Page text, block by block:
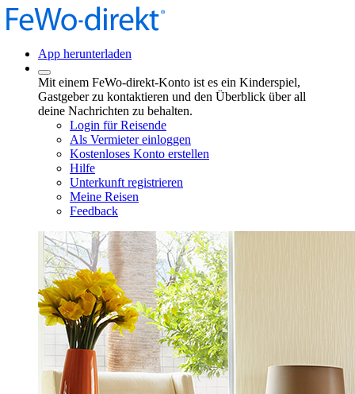
App herunterladen
Mit einem FeWo-direkt-Konto ist es ein Kinderspiel,
Gastgeber zu kontaktieren und den Überblick über all
deine Nachrichten zu behalten.
Login für Reisende
Als Vermieter einloggen
Kostenloses Konto erstellen
Hilfe
Unterkunft registrieren
Meine Reisen
Feedback